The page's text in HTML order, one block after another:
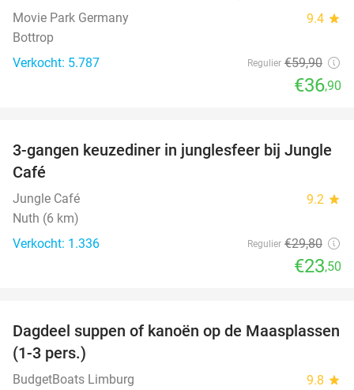
Movie Park Germany 9.4 star
Bottrop
Verkocht: 5.787
Regulier €59,90
€36,90
21%
3-gangen keuzediner in junglesfeer bij Jungle
Café
Jungle Café 9.2 star
Nuth (6 km)
Verkocht: 1.336
Regulier €29,80
€23,50
43%
Dagdeel suppen of kanoën op de Maasplassen
(1-3 pers.)
BudgetBoats Limburg 9.8 star